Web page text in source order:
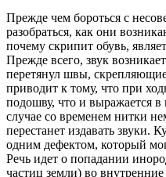
Прежде чем бороться с
разобраться, как они
почему скрипит обувь,
Прежде всего, звук
перетянул швы, скрепляющие
приводит к тому, что при
подошву, что и выражается
случае со временем нитки
перестанет издавать звуки.
одним дефектом, который
Речь идет о попадании
частиц земли) во